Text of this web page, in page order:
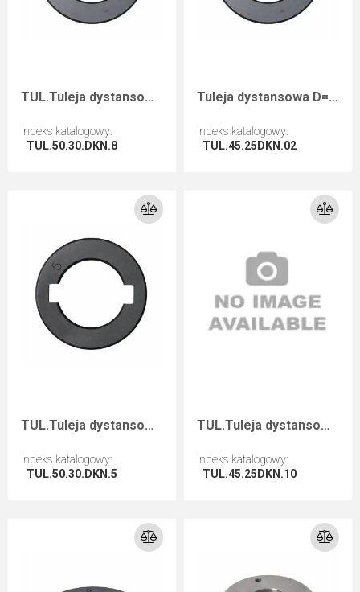
TUL.Tuleja dystansowa D=50 F=30+2CHI=8
Indeks katalogowy:
TUL.50.30.DKN.8
Tuleja dystansowa D=45 F=25+2CH B=0,2
Indeks katalogowy:
TUL.45.25DKN.02
TUL.Tuleja dystansowa D=50 F=30+2CHI=5
Indeks katalogowy:
TUL.50.30.DKN.5
TUL.Tuleja dystansowa D=45 F=25+2CH I=10
Indeks katalogowy:
TUL.45.25DKN.10